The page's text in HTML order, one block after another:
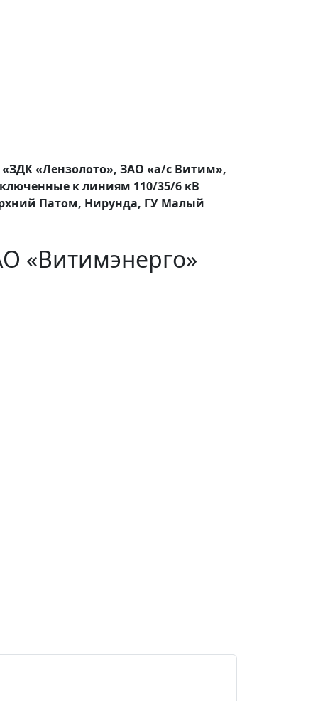
«Лензолото», ЗАО «а/с Витим»,
к линиям 110/35/6 кВ
Патом, Нирунда, ГУ Малый
«Витимэнерго»